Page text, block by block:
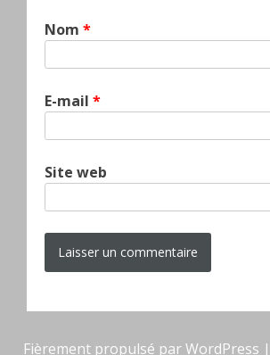
Nom *
E-mail *
Site web
Fièrement propulsé par WordPress |